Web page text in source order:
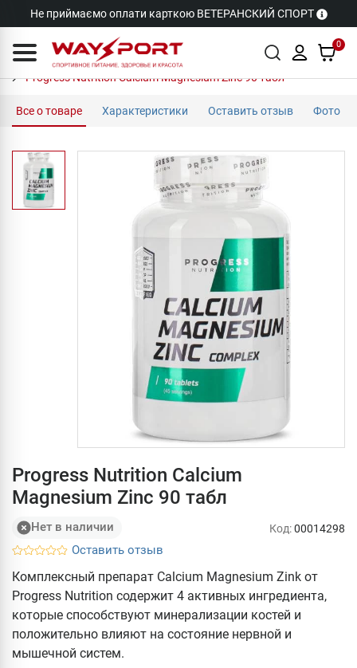
Не приймаємо оплати карткою ВЕТЕРАНСКИЙ СПОРТ
0
Progress Nutrition Calcium Magnesium Zinc 90 табл
Все о товаре Характеристики Оставить отзыв Фото
Progress Nutrition Calcium
Magnesium Zinc 90 табл
Нет в наличии
Оставить отзыв
Код:00014298
Комплексный препарат Calcium Magnesium Zink от
Progress Nutrition содержит 4 активных ингредиента,
которые способствуют минерализации костей и
положительно влияют на состояние нервной и
мышечной систем.